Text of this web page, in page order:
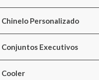
Chinelo Personalizado
Conjuntos Executivos
Cooler